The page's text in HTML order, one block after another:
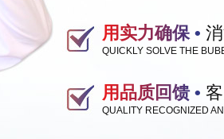
用实力确保 •
QUICKLY SOLVE THE
用品质回馈 •
QUALITY RECOGNIZED